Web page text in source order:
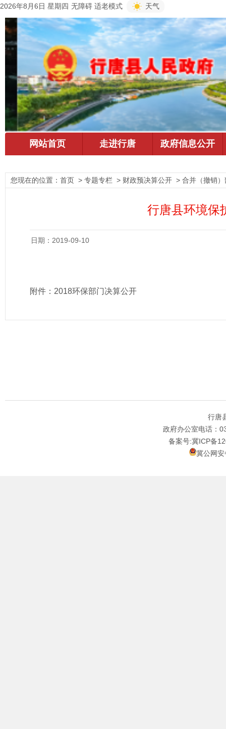
2026年8月6日 星期四 无障碍 适老模式 天气
您现在的位置： 首页 > 专题专栏 > 财政预决算公开 > 合并（撤销
行唐县环境保
日期：2019-09-10
附件： 2018环保部门决算公开